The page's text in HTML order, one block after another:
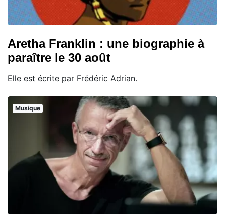
Aretha Franklin : une biographie à
paraître le 30 août
Elle est écrite par Frédéric Adrian.
Musique